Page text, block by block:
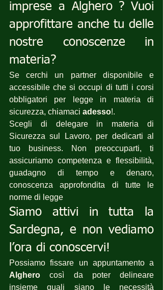
imprese a Alghero ? Vuoi
approfittare anche tu delle
nostre conoscenze in
materia?
Se cerchi un partner disponibile e
accessibile che si occupi di tutti i corsi
obbligatori per legge in materia di
sicurezza, chiamaci adesso!.
Scegli di delegare in materia di
Sicurezza sul Lavoro, per dedicarti al
tuo business. Non preoccuparti, ti
assicuriamo competenza e flessibilità,
guadagno di tempo e denaro,
conoscenza approfondita di tutte le
norme di legge
Siamo attivi in tutta la
Sardegna, e non vediamo
l’ora di conoscervi!
Alghero così da poter delineare
insieme quali siano le necessità